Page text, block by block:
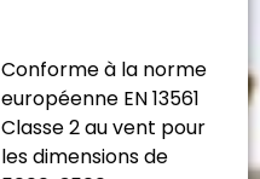
Conforme à la norme
européenne EN 13561
Classe 2 au vent pour
les dimensions de